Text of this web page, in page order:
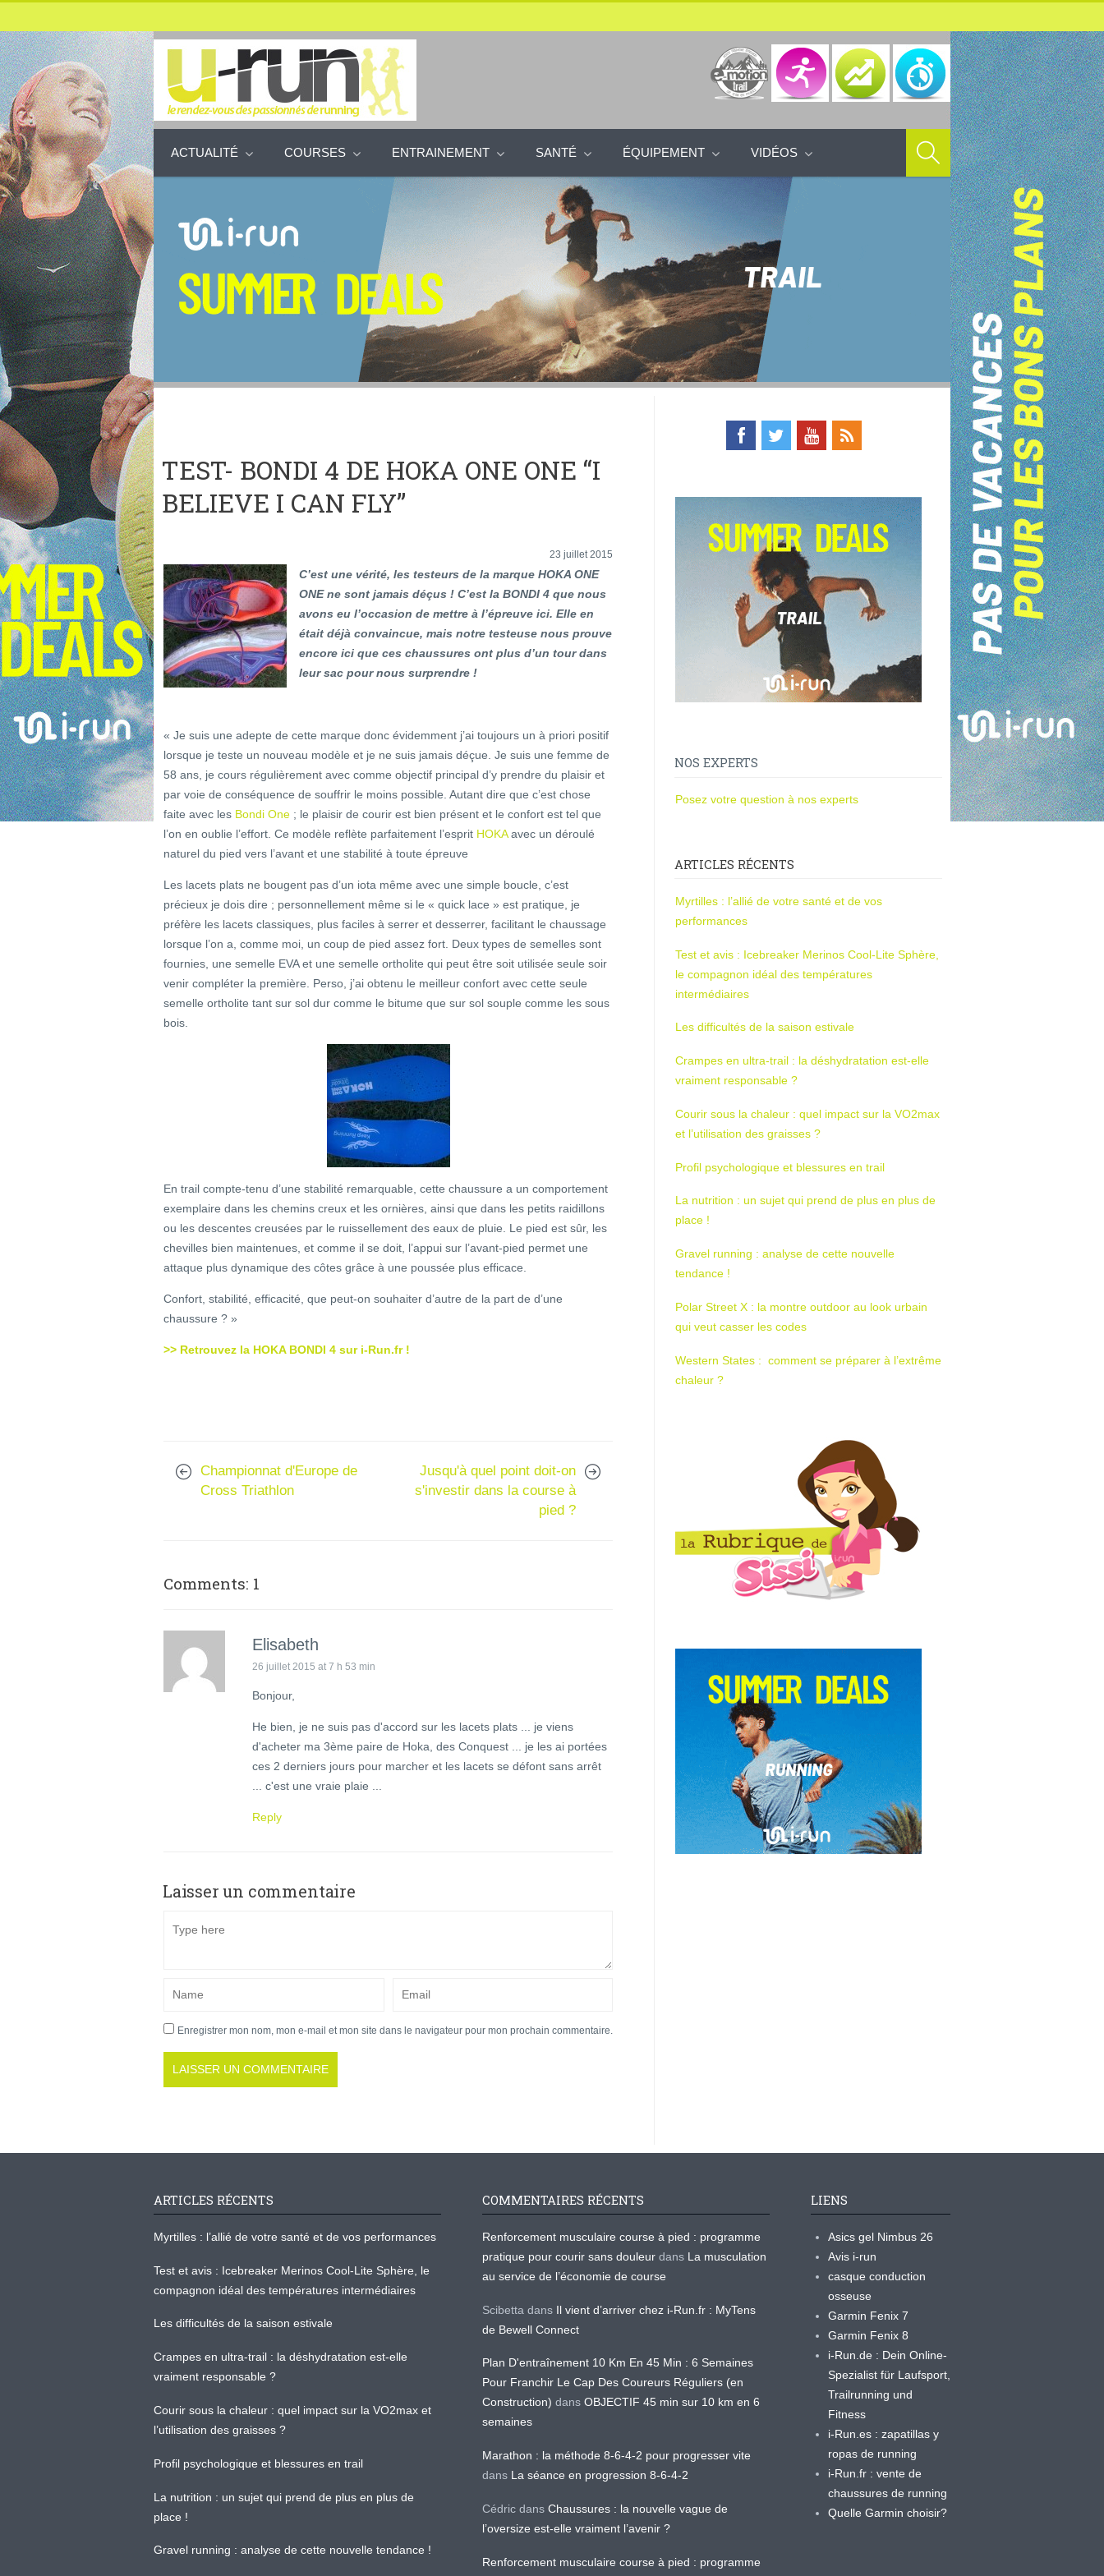
ACTUALITÉ COURSES ENTRAINEMENT SANTÉ ÉQUIPEMENT VIDÉOS
TEST- BONDI 4 DE HOKA ONE ONE “I
BELIEVE I CAN FLY”
23 juillet 2015
C’est une vérité, les testeurs de la marque HOKA ONE
ONE ne sont jamais déçus ! C’est la BONDI 4 que nous
avons eu l’occasion de mettre à l’épreuve ici. Elle en
était déjà convaincue, mais notre testeuse nous prouve
encore ici que ces chaussures ont plus d’un tour dans
leur sac pour nous surprendre !
« Je suis une adepte de cette marque donc évidemment j’ai toujours un à priori positif
lorsque je teste un nouveau modèle et je ne suis jamais déçue. Je suis une femme de
58 ans, je cours régulièrement avec comme objectif principal d’y prendre du plaisir et
par voie de conséquence de souffrir le moins possible. Autant dire que c’est chose
faite avec les Bondi One ; le plaisir de courir est bien présent et le confort est tel que
l’on en oublie l’effort. Ce modèle reflète parfaitement l’esprit HOKAavec un déroulé
naturel du pied vers l’avant et une stabilité à toute épreuve
Les lacets plats ne bougent pas d’un iota même avec une simple boucle, c’est
précieux je dois dire ; personnellement même si le « quick lace » est pratique, je
préfère les lacets classiques, plus faciles à serrer et desserrer, facilitant le chaussage
lorsque l’on a, comme moi, un coup de pied assez fort. Deux types de semelles sont
fournies, une semelle EVA et une semelle ortholite qui peut être soit utilisée seule soir
venir compléter la première. Perso, j’ai obtenu le meilleur confort avec cette seule
semelle ortholite tant sur sol dur comme le bitume que sur sol souple comme les sous
bois.
En trail compte-tenu d’une stabilité remarquable, cette chaussure a un comportement
exemplaire dans les chemins creux et les ornières, ainsi que dans les petits raidillons
ou les descentes creusées par le ruissellement des eaux de pluie. Le pied est sûr, les
chevilles bien maintenues, et comme il se doit, l’appui sur l’avant-pied permet une
attaque plus dynamique des côtes grâce à une poussée plus efficace.
Confort, stabilité, efficacité, que peut-on souhaiter d’autre de la part de d’une
chaussure ? »
>> Retrouvez la HOKA BONDI 4 sur i-Run.fr !
Championnat d'Europe de
Cross Triathlon
Jusqu'à quel point doit-on
s'investir dans la course à
pied ?
Comments: 1
Elisabeth
26 juillet 2015 at 7 h 53 min
Bonjour,
He bien, je ne suis pas d'accord sur les lacets plats ... je viens
d'acheter ma 3ème paire de Hoka, des Conquest ... je les ai portées
ces 2 derniers jours pour marcher et les lacets se défont sans arrêt
... c'est une vraie plaie ...
Reply
Laisser un commentaire
Enregistrer mon nom, mon e-mail et mon site dans le navigateur pour mon prochain commentaire.
NOS EXPERTS
Posez votre question à nos experts
ARTICLES RÉCENTS
Myrtilles : l’allié de votre santé et de vos
performances
Test et avis : Icebreaker Merinos Cool-Lite Sphère,
le compagnon idéal des températures
intermédiaires
Les difficultés de la saison estivale
Crampes en ultra-trail : la déshydratation est-elle
vraiment responsable ?
Courir sous la chaleur : quel impact sur la VO2max
et l’utilisation des graisses ?
Profil psychologique et blessures en trail
La nutrition : un sujet qui prend de plus en plus de
place !
Gravel running : analyse de cette nouvelle
tendance !
Polar Street X : la montre outdoor au look urbain
qui veut casser les codes
Western States : comment se préparer à l’extrême
chaleur ?
ARTICLES RÉCENTS
Myrtilles : l’allié de votre santé et de vos performances
Test et avis : Icebreaker Merinos Cool-Lite Sphère, le
compagnon idéal des températures intermédiaires
Les difficultés de la saison estivale
Crampes en ultra-trail : la déshydratation est-elle
vraiment responsable ?
Courir sous la chaleur : quel impact sur la VO2max et
l’utilisation des graisses ?
Profil psychologique et blessures en trail
La nutrition : un sujet qui prend de plus en plus de
place !
Gravel running : analyse de cette nouvelle tendance !
COMMENTAIRES RÉCENTS
Renforcement musculaire course à pied : programme
pratique pour courir sans douleur dans La musculation
au service de l’économie de course
Scibetta dans Il vient d’arriver chez i-Run.fr : MyTens
de Bewell Connect
Plan D'entraînement 10 Km En 45 Min : 6 Semaines
Pour Franchir Le Cap Des Coureurs Réguliers (en
Construction) dans OBJECTIF 45 min sur 10 km en 6
semaines
Marathon : la méthode 8-6-4-2 pour progresser vite
dans La séance en progression 8-6-4-2
Cédric dans Chaussures : la nouvelle vague de
l’oversize est-elle vraiment l’avenir ?
Renforcement musculaire course à pied : programme
LIENS
Asics gel Nimbus 26
Avis i-run
casque conduction
osseuse
Garmin Fenix 7
Garmin Fenix 8
i-Run.de : Dein Online-
Spezialist für Laufsport,
Trailrunning und
Fitness
i-Run.es : zapatillas y
ropas de running
i-Run.fr : vente de
chaussures de running
Quelle Garmin choisir?